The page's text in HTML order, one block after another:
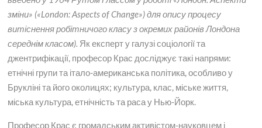
зміни» («London: Aspects of Change») для опису процесу
витіснення робітничого класу з окремих районів Лондона
середнім класом). Як експерт у галузі соціології та
джентрифікації, професор Крас досліджує такі напрями:
етнічні групи та італо-американська політика, особливо у
Брукліні та його околицях; культура, клас, міське життя,
міська культура, етнічність та раса у Нью-Йорк.
Професор Крас є громадським активістом-науковцем і